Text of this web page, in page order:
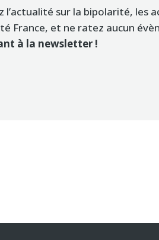
l’actualité sur la bipolarité, les
France, et ne ratez aucun
à la newsletter !